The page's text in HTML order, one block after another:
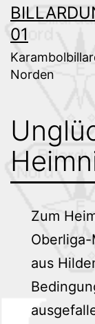
Zum
Inhalt
springen
01
Norden
Zum
aus